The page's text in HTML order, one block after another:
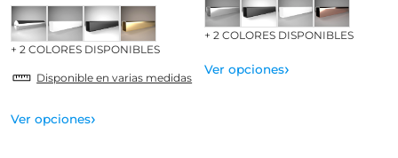
+ 2 COLORES DISPONIBLES
Disponible en varias medidas
Ver opciones›
+ 2 COLORES DISPONIBLES
Ver opciones›